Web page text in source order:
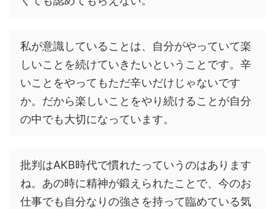
私が意識していることは、自分がやっていて楽
しいことを続けていきたいということです。辛
いことをやってもただ辛いだけじゃないです
か。だから楽しいことをやり続けることが自分
の中でも大切になっています。
批判はAKB時代で慣れたっていうのはあります
ね。あの時に精神が鍛えられたことで、今のお
仕事でも自分なりの強さを持って臨めている気